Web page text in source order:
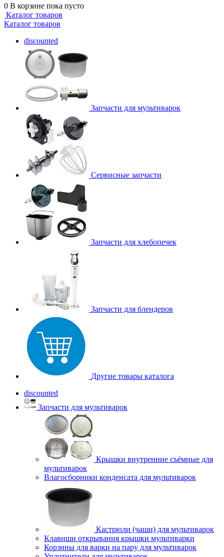
0 В корзине пока пусто
Каталог товаров
Каталог товаров
discounted
Запчасти для мультиварок
Сервисные запчасти
Запчасти для хлебопечек
Запчасти для блендеров
Другие товары каталога
discounted
Запчасти для мультиварок
Крышки внутренние съёмные для
мультиварок
Влагосборники конденсата для мультиварок
Кастрюли (чаши) для мультиварок
Клавиши открывания крышки мультиварки
Корзины для варки на пару для мультиварок